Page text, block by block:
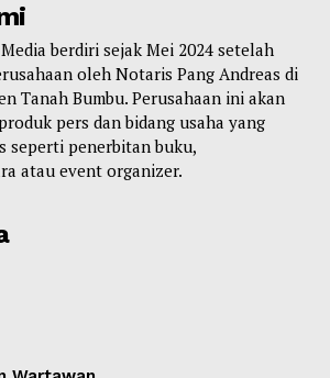
berdiri sejak Mei 2024 setelah
oleh Notaris Pang Andreas di
Tanah Bumbu. Perusahaan ini akan
pers dan bidang usaha yang
seperti penerbitan buku,
atau event organizer.